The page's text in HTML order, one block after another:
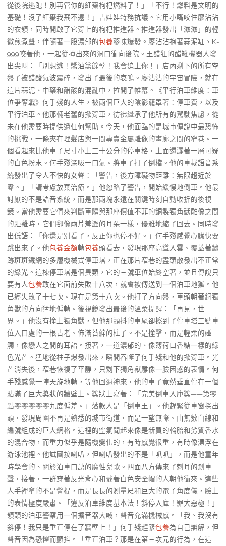
從後院逃跑！別再管你的紅棗枸杞燃料了！」「不行！燃料是文明的
基礎！沒了紅棗我飛不遠！」吉娃娃特務抗議。它用小嘴咬住廖沾沾
的衣領，同時開啟了它背上的枸杞推進器。推進器發出「滋滋」的輕
微煎煮聲，伴隨著一股濃郁的包養蔘味爆發。廖沾沾抱著蒜泥缸、K-
999咬著他，一起從撞出來的洞口衝向後院。王醋狂的醋罐機器人發
出尖叫：「別想逃！醬油黨餘孽！我會追上你！」店內剩下的所有空
盤子被醋酸氣波震碎，發出了最後的哀鳴。廖沾沾的宇宙冒險，就在
這片蒜泥、中藥和醋酸的混亂中，拉開了帷幕。《平行泊車維度：車
位爭奪戰》何手殘的人生，被兩個巨大的陰影籠罩著：停車費，以及
平行泊車。他那輛老舊的掀背車，彷彿繼承了他所有的駕駛焦慮，從
未在他需要時提供過任何幫助。今天，他面臨的是城市傳說中最恐怖
的挑戰，一條夾在理髮店與一間專賣金屬雕像的畫廊之間的窄巷。一
個看起來比他車子尺寸小上三十公分的停車格，上面還灑著一層可疑
的白色粉末。何手殘深吸一口氣。將車子打了倒檔。他的車載語音系
統發出了令人不快的女聲：「警告，後方障礙物距離：無限趨近於
零。」「請考慮放棄治療。」他忽略了警告，開始緩慢地倒車。他最
討厭的不是語音系統，而是那兩塊永遠在關鍵時刻自動收折的後視
鏡。當他需要它們來判斷車體與那座價值不菲的銅製獨角獸雕像之間
的距離時，它們卻像兩片羞澀的耳朵一樣，優雅地縮了回去。同時發
出低語：「你還是別看了，反正你也停不好。」何手殘感覺心臟快要
跳出來了。他包養金額轉包養頭看去，發現那座高聳入雲、覆蓋著鏽
跡斑斑鐵網的多層機械式停車塔，正在那片窄巷的盡頭散發出不正常
的綠光。這棟停車塔是個異類，它的三號車位始終空著，並且傳說只
要有人包養敢在它面前失敗十八次，就會被傳送到一個泊車地獄。他
已經失敗了十七次。現在是第十八次。他打了方向盤，車頭朝著銅獨
角獸的方向猛地偏轉。後視鏡發出最後的溫柔提醒：「再見，世
界。」他沒有撞上獨角獸，但他那顫抖的車尾卻擦到了停車塔三號車
位入口處的一根古老、佈滿苔蘚的柱子。不是撞擊，而是輕柔的碰
觸，像戀人之間的耳語。接著，一道濃郁的、像薄荷口香糖一樣的綠
色光芒。猛地從柱子爆發出來，瞬間吞噬了何手殘和他的掀背車。光
芒消失後，窄巷恢復了平靜，只剩下獨角獸雕像一臉困惑的表情。何
手殘感覺一陣天旋地轉，等他回過神來，他的車子竟然垂直停在一個
貼滿了巨大獎狀的牆壁上。獎狀上寫著：「完美倒車入庫獎——第零
點零零零零零九度偏差。」落款人是「倒車王」。他趕緊從車窗探出
頭，發現周圍不再是熟悉的城市街道，而是一望無際、由無數白線和
編號組成的巨大網格。這裡的空氣聞起來像是新買的輪胎和劣質香水
的混合物，而重力似乎是隨機變化的，有時感覺很重，有時像漂浮在
游泳池裡。他試圖按喇叭，但喇叭發出的不是「叭叭」，而是他童年
時學會的、關於泊車口訣的魔性兒歌。四面八方傳來了刺耳的剎車
聲，接著，一群穿著反光背心和戴著白色安全帽的人朝他衝來。這些
人手裡拿的不是警棍，而是長長的測量尺和巨大的電子角度儀，臉上
的表情極度嚴肅。「違反泊車維度基本法！斜停入庫！罪大惡極！」
領頭的泊車警察用一個擴音器大喊，聲音充滿機械感。「我、我沒有
斜停！我只是垂直停在了牆壁上！」何手殘趕緊包養為自己辯解，但
聲音因為恐懼而顫抖。「垂直泊車？那是在第三次元的行為，在這